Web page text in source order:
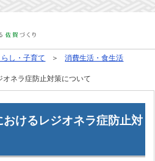
らし・子育て
消費生活・食生活
ネラ症防止対策について
けるレジオネラ症防止対